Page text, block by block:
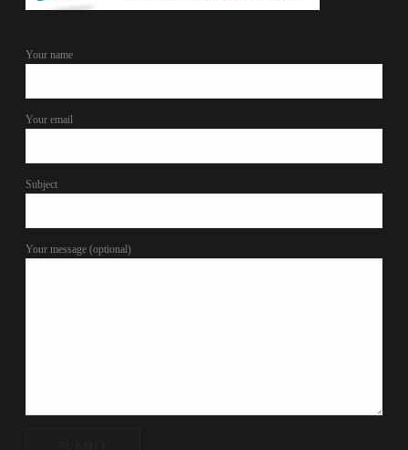
Your name
Your email
Subject
Your message (optional)